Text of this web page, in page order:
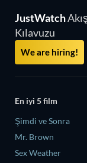
JustWatch
Kılavuzu
We are hiring!
En iyi 5 film
Şimdi ve Sonra
Mr. Brown
Sex Weather